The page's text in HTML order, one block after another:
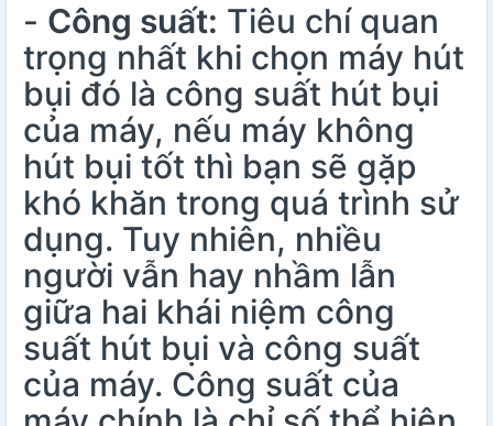
- Công suất: Tiêu chí quan
trọng nhất khi chọn máy hút
bụi đó là công suất hút bụi
của máy, nếu máy không
hút bụi tốt thì bạn sẽ gặp
khó khăn trong quá trình sử
dụng. Tuy nhiên, nhiều
người vẫn hay nhầm lẫn
giữa hai khái niệm công
suất hút bụi và công suất
của máy. Công suất của